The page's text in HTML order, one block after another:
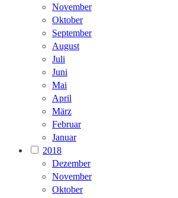
November
Oktober
September
August
Juli
Juni
Mai
April
März
Februar
Januar
2018
Dezember
November
Oktober